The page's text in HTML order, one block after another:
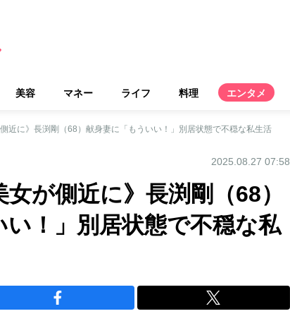
美容 マネー ライフ 料理 エンタメ
側近に》長渕剛（68）献身妻に「もういい！」別居状態で不穏な私生活
2025.08.27 07:58
女が側近に》長渕剛（68）
！」別居状態で不穏な私